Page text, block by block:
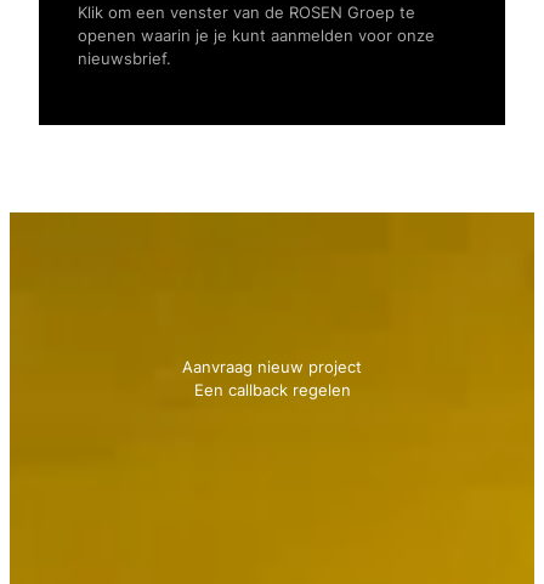
Klik om een venster van de ROSEN Groep te
openen waarin je je kunt aanmelden voor onze
nieuwsbrief.
Aanvraag nieuw project
Een callback regelen